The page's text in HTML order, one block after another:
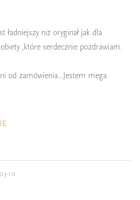
ładniejszy niż oryginał jak dla
,które serdecznie pozdrawiam.
od zamówienia...Jestem mega
10